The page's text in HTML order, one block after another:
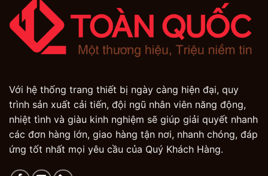
Với hệ thống trang thiết bị ngày càng hiện đại, quy
trình sản xuất cải tiến, đội ngũ nhân viên năng động,
nhiệt tình và giàu kinh nghiệm sẽ giúp giải quyết nhanh
các đơn hàng lớn, giao hàng tận nơi, nhanh chóng, đáp
ứng tốt nhất mọi yêu cầu của Quý Khách Hàng.